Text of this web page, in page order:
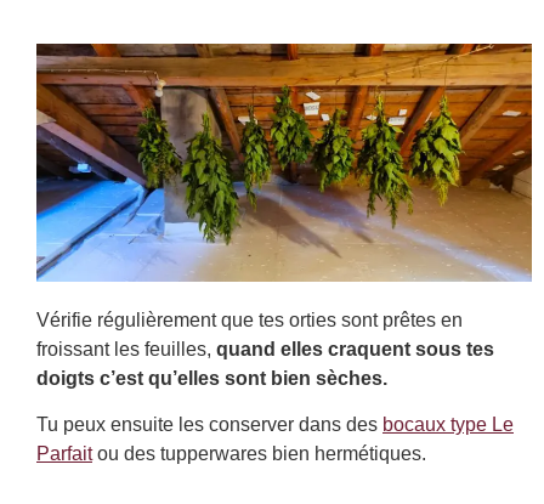
Vérifie régulièrement que tes orties sont prêtes en
froissant les feuilles, quand elles craquent sous tes
doigts c’est qu’elles sont bien sèches.
Tu peux ensuite les conserver dans des bocaux type Le
Parfaitou des tupperwares bien hermétiques.